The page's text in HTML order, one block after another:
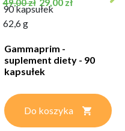
49,00 zł 29,00 zł
90 kapsułek
62,6 g
Gammaprim -
suplement diety - 90
kapsułek
Do koszyka